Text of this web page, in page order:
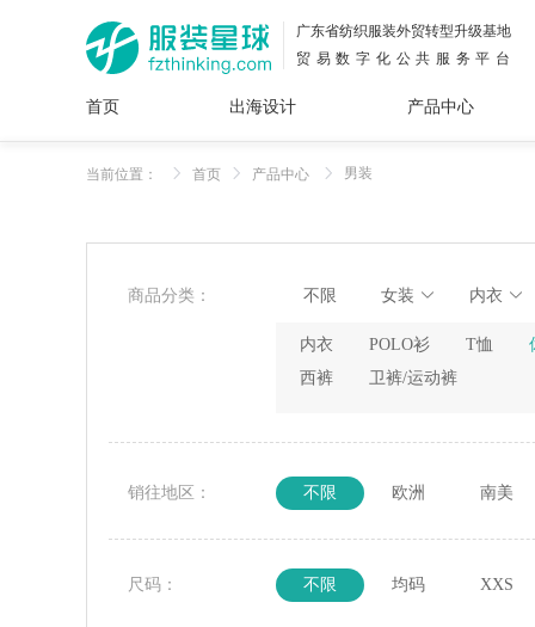
广东省纺织服装外贸转型升级基地
贸易数字化公共服务平台
首页 出海设计 产品中心
当前位置： 首页 产品中心 男装
商品分类： 不限 女装 内衣
内衣 POLO衫 T恤
西裤
卫裤/运动裤
销往地区： 不限 欧洲 南美
尺码： 不限 均码 XXS